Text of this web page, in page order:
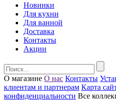
Новинки
Для кухни
Для ванной
Доставка
Контакты
Акции
О магазине О нас Контакты
клиентам и партнерам Карта
конфиденциальности Все